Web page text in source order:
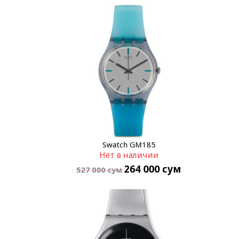
Swatch GM185
Нет в наличии
527 000сум 264 000 сум